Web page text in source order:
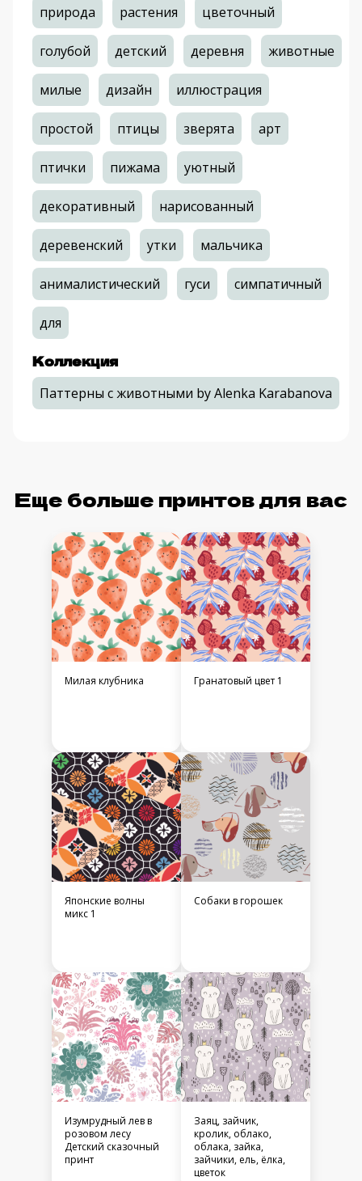
природа растения цветочный
голубой детский деревня животные
милые дизайн иллюстрация
простой птицы зверята арт
птички пижама уютный
декоративный нарисованный
деревенский утки мальчика
анималистический гуси симпатичный
для
Коллекция
Паттерны с животными by Alenka Karabanova
Еще больше принтов для вас
Милая клубника Гранатовый цвет 1
Японские волны
микс 1
Собаки в горошек
Изумрудный лев в
розовом лесу
Детский сказочный
принт
Заяц, зайчик,
кролик, облако,
облака, зайка,
зайчики, ель, ёлка,
цветок